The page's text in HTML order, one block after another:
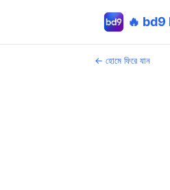
🔥 bd9
← হোমে ফিরে যান